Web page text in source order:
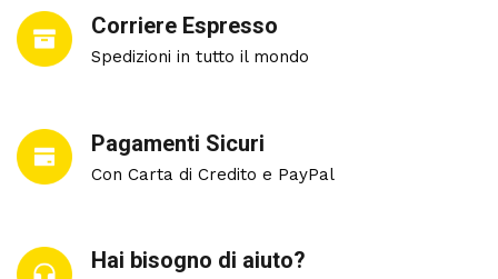
Corriere Espresso
Spedizioni in tutto il mondo
Pagamenti Sicuri
Con Carta di Credito e PayPal
Hai bisogno di aiuto?